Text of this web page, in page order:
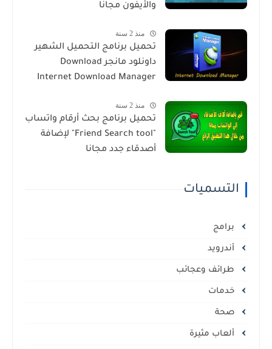
والأيفون مجانا
منذ 2 سنة
تحميل برنامج التحميل الشهير
داونلود مانجر Download
Internet Download Manager
منذ 2 سنة
تحميل برنامج بحث أرقام واتساب
"Friend Search tool" لإضافة
أصدقاء جدد مجانا
التسميات
برامج
أندرويد
طرائف وعجائب
خدمات
صحة
ألعاب مثيرة